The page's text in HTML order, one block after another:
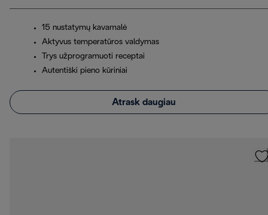
15 nustatymų kavamalė
Aktyvus temperatūros valdymas
Trys užprogramuoti receptai
Autentiški pieno kūriniai
Atrask daugiau